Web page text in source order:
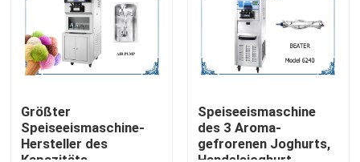
Über uns
Kontakte
Produkte
Softeis-Speiseeismaschine
Größter
Speiseeismaschine-
Hersteller des
Speiseeismaschine
des 3 Aroma-
gefrorenen Joghurts,